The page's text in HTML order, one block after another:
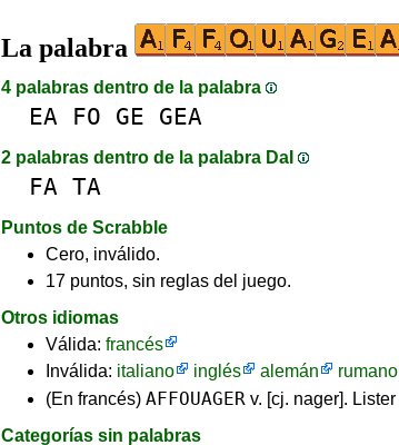
La palabra
4 palabras dentro de la palabra
EA FO GE GEA
2 palabras dentro de la palabra DaI
FA TA
Puntos de Scrabble
Cero, inválido.
17 puntos, sin reglas del juego.
Otros idiomas
Válida: francés
Inválida: italiano inglés alemán
rumano
(En francés) AFFOUAGER v. [cj. nager].
Categorías sin palabras